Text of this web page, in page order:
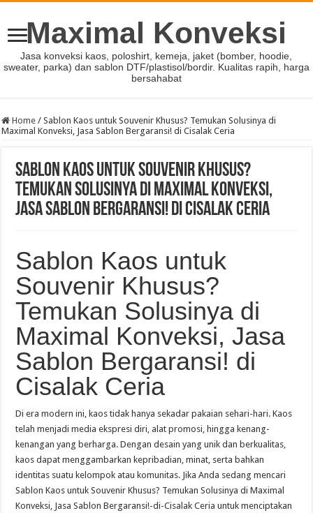
Maximal Konveksi
Jasa konveksi kaos, poloshirt, kemeja, jaket (bomber, hoodie,
sweater, parka) dan sablon DTF/plastisol/bordir. Kualitas rapih, harga
bersahabat
Home / Sablon Kaos untuk Souvenir Khusus? Temukan Solusinya di
Maximal Konveksi, Jasa Sablon Bergaransi! di Cisalak Ceria
Sablon Kaos untuk Souvenir Khusus?
Temukan Solusinya di Maximal Konveksi,
Jasa Sablon Bergaransi! di Cisalak Ceria
Sablon Kaos untuk
Souvenir Khusus?
Temukan Solusinya di
Maximal Konveksi, Jasa
Sablon Bergaransi! di
Cisalak Ceria
Di era modern ini, kaos tidak hanya sekadar pakaian sehari-hari. Kaos
telah menjadi media ekspresi diri, alat promosi, hingga kenang-
kenangan yang berharga. Dengan desain yang unik dan berkualitas,
kaos dapat menggambarkan kepribadian, minat, serta bahkan
identitas suatu kelompok atau komunitas. Jika Anda sedang mencari
Sablon Kaos untuk Souvenir Khusus? Temukan Solusinya di Maximal
Konveksi, Jasa Sablon Bergaransi!-di-Cisalak Ceria untuk menciptakan